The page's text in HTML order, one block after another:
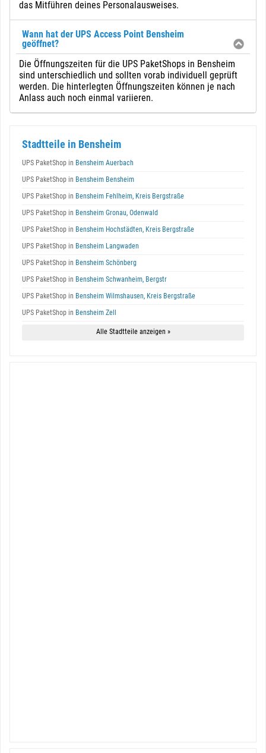
das Mitführen deines Personalausweises.
Wann hat der UPS Access Point Bensheim
geöffnet?
Die Öffnungszeiten für die UPS PaketShops in Bensheim
sind unterschiedlich und sollten vorab individuell geprüft
werden. Die hinterlegten Öffnungszeiten können je nach
Anlass auch noch einmal variieren.
Stadtteile in Bensheim
UPS PaketShop in Bensheim Auerbach
UPS PaketShop in Bensheim Bensheim
UPS PaketShop in Bensheim Fehlheim, Kreis Bergstraße
UPS PaketShop in Bensheim Gronau, Odenwald
UPS PaketShop in Bensheim Hochstädten, Kreis Bergstraße
UPS PaketShop in Bensheim Langwaden
UPS PaketShop in Bensheim Schönberg
UPS PaketShop in Bensheim Schwanheim, Bergstr
UPS PaketShop in Bensheim Wilmshausen, Kreis Bergstraße
UPS PaketShop in Bensheim Zell
Alle Stadtteile anzeigen »